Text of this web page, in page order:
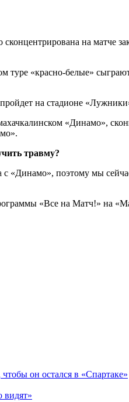
на матче
«красно‑белые»
на стадионе
«Динамо»,
травму?
поэтому мы
«Все на Матч!» на
он остался в «Спартаке»
видят»